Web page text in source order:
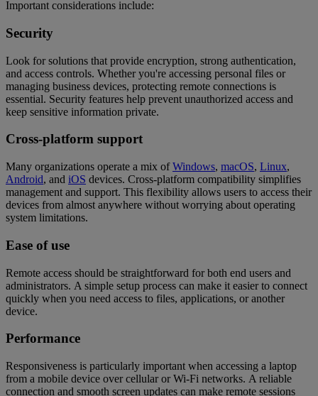
Important considerations include:
Security
Look for solutions that provide encryption, strong authentication,
and access controls. Whether you're accessing personal files or
managing business devices, protecting remote connections is
essential. Security features help prevent unauthorized access and
keep sensitive information private.
Cross-platform support
Many organizations operate a mix ofWindows, macOS, Linux,
Android, and iOS devices. Cross-platform compatibility simplifies
management and support. This flexibility allows users to access their
devices from almost anywhere without worrying about operating
system limitations.
Ease of use
Remote access should be straightforward for both end users and
administrators. A simple setup process can make it easier to connect
quickly when you need access to files, applications, or another
device.
Performance
Responsiveness is particularly important when accessing a laptop
from a mobile device over cellular or Wi-Fi networks. A reliable
connection and smooth screen updates can make remote sessions